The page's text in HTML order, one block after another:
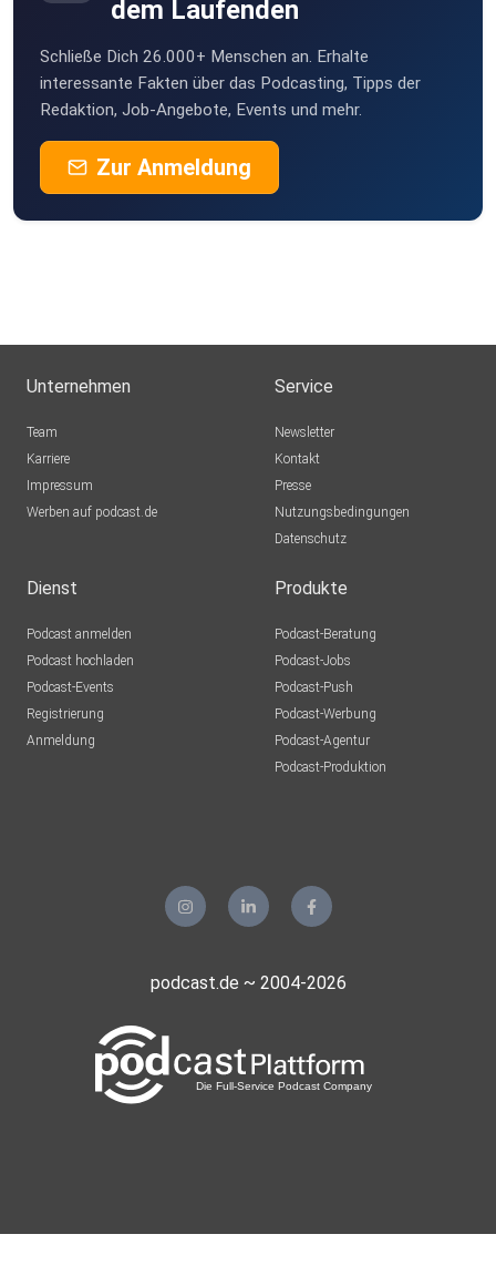
dem Laufenden
Schließe Dich 26.000+ Menschen an. Erhalte
interessante Fakten über das Podcasting, Tipps der
Redaktion, Job-Angebote, Events und mehr.
Zur Anmeldung
Unternehmen
Team
Karriere
Impressum
Werben auf podcast.de
Service
Newsletter
Kontakt
Presse
Nutzungsbedingungen
Datenschutz
Dienst
Podcast anmelden
Podcast hochladen
Podcast-Events
Registrierung
Anmeldung
Produkte
Podcast-Beratung
Podcast-Jobs
Podcast-Push
Podcast-Werbung
Podcast-Agentur
Podcast-Produktion
podcast.de ~ 2004-2026